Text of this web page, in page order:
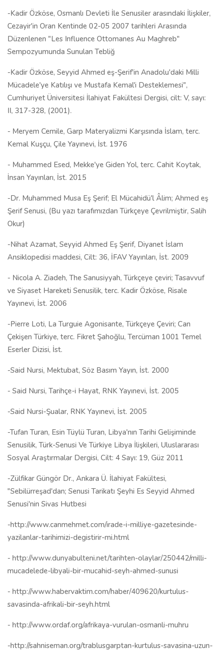
-Kadir Özköse, Osmanlı Devleti İle Senusiler arasındaki İlişkiler,
Cezayir'in Oran Kentinde 02-05 2007 tarihleri Arasında
Düzenlenen "Les Influence Ottomanes Au Maghreb"
Sempozyumunda Sunulan Tebliğ
-Kadir Özköse, Seyyid Ahmed eş-Şerif'in Anadolu'daki Milli
Mücadele'ye Katılışı ve Mustafa Kemal'i Desteklemesi",
Cumhuriyet Üniversitesi İlahiyat Fakültesi Dergisi, cilt: V, sayı:
II, 317-328, (2001).
- Meryem Cemile, Garp Materyalizmi Karşısında İslam, terc.
Kemal Kuşçu, Çile Yayınevi, İst. 1976
- Muhammed Esed, Mekke'ye Giden Yol, terc. Cahit Koytak,
İnsan Yayınları, İst. 2015
-Dr. Muhammed Musa Eş Şerif; El Mücahidü'l Âlim; Ahmed eş
Şerif Senusi, (Bu yazı tarafımızdan Türkçeye Çevrilmiştir, Salih
Okur)
-Nihat Azamat, Seyyid Ahmed Eş Şerif, Diyanet İslam
Ansiklopedisi maddesi, Cilt: 36, İFAV Yayınları, İst. 2009
- Nicola A. Ziadeh, The Sanusiyyah, Türkçeye çeviri; Tasavvuf
ve Siyaset Hareketi Senusilik, terc. Kadir Özköse, Risale
Yayınevi, İst. 2006
-Pierre Loti, La Turguie Agonisante, Türkçeye Çeviri; Can
Çekişen Türkiye, terc. Fikret Şahoğlu, Tercüman 1001 Temel
Eserler Dizisi, İst.
-Said Nursi, Mektubat, Söz Basım Yayın, İst. 2000
- Said Nursi, Tarihçe-i Hayat, RNK Yayınevi, İst. 2005
-Said Nursi-Şualar, RNK Yayınevi, İst. 2005
-Tufan Turan, Esin Tüylü Turan, Libya'nın Tarihi Gelişiminde
Senusilik, Türk-Senusi Ve Türkiye Libya İlişkileri, Uluslararası
Sosyal Araştırmalar Dergisi, Cilt: 4 Sayı: 19, Güz 2011
-Zülfikar Güngör Dr., Ankara Ü. İlahiyat Fakültesi,
"Sebilürreşad'dan; Senusi Tarikatı Şeyhi Es Seyyid Ahmed
Senusi'nin Sivas Hutbesi
-http://www.canmehmet.com/irade-i-milliye-gazetesinde-
yazilanlar-tarihimizi-degistirir-mi.html
- http://www.dunyabulteni.net/tarihten-olaylar/250442/milli-
mucadelede-libyali-bir-mucahid-seyh-ahmed-sunusi
- http://www.habervaktim.com/haber/409620/kurtulus-
savasinda-afrikali-bir-seyh.html
- http://www.ordaf.org/afrikaya-vurulan-osmanli-muhru
-http://sahniseman.org/trablusgarptan-kurtulus-savasina-uzun-